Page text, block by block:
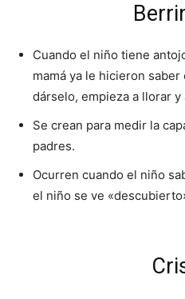
Cuando el niño tiene
mamá ya le hicieron
dárselo, empieza a llorar y
Se crean para medir la
padres.
Ocurren cuando el niño
el niño se ve